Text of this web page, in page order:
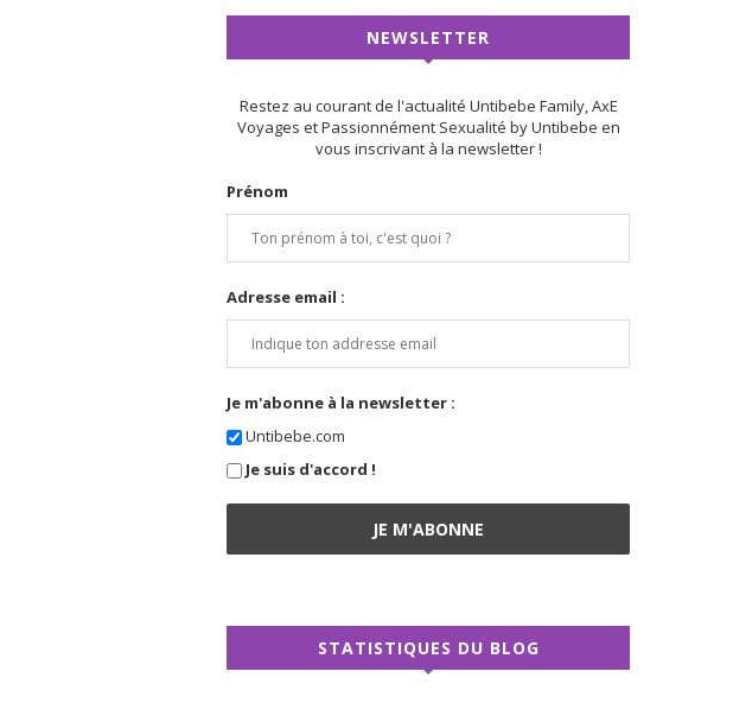
NEWSLETTER
Restez au courant de l'actualité Untibebe Family, AxE
Voyages et Passionnément Sexualité by Untibebe en
vous inscrivant à la newsletter !
Prénom
Adresse email :
Je m'abonne à la newsletter :
Untibebe.com
Je suis d'accord !
STATISTIQUES DU BLOG